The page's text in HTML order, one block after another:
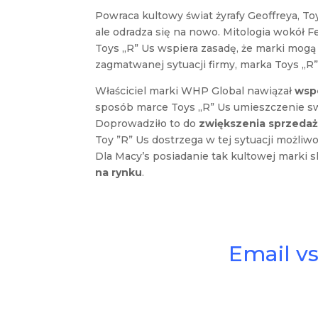
Powraca kultowy świat żyrafy Geoffreya,
ale odradza się na nowo. Mitologia wokół
Toys „R” Us wspiera zasadę, że marki
zagmatwanej sytuacji firmy, marka Toys
Właściciel marki WHP Global nawiązał
sposób marce Toys „R” Us umieszczenie
Doprowadziło to do zwiększenia
Toy ”R” Us dostrzega w tej sytuacji
Dla Macy’s posiadanie tak kultowej
na rynku.
Email